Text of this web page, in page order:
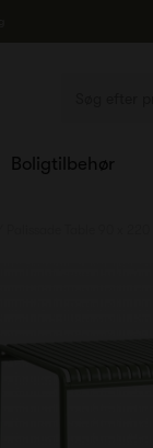
Boligtilbehør